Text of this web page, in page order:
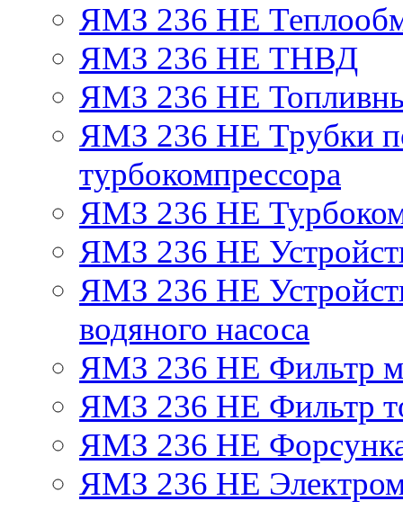
ЯМЗ 236 НЕ
ЯМЗ 236 НЕ ТНВД
ЯМЗ 236 НЕ
ЯМЗ 236 НЕ Трубки
турбокомпрессора
ЯМЗ 236 НЕ
ЯМЗ 236 НЕ
ЯМЗ 236 НЕ
водяного насоса
ЯМЗ 236 НЕ Фильтр
ЯМЗ 236 НЕ Фильтр
ЯМЗ 236 НЕ
ЯМЗ 236 НЕ